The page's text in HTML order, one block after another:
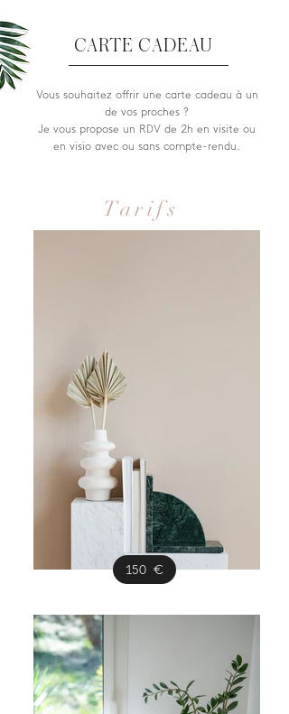
Vous souhaitez offrir une carte cadeau à un
de vos proches ?
Je vous propose un RDV de 2h en visite ou
en visio avec ou sans compte-rendu.
CARTE CADEAU
Tarifs
150 €